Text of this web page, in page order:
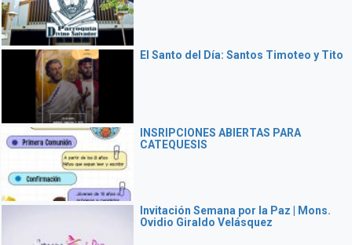
El Santo del Día: Santos Timoteo y Tito
INSRIPCIONES ABIERTAS PARA
CATEQUESIS
Invitación Semana por la Paz | Mons.
Ovidio Giraldo Velásquez